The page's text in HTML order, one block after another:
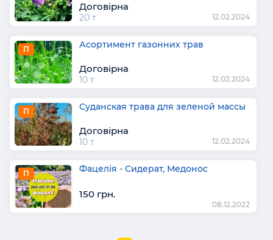
Договірна
20 т 12.02.2024
П Асортимент газонних трав
Договірна
10 т 12.02.2024
П Суданская трава для зеленой массы
Договірна
10 т 12.02.2024
П Фацелія - Сидерат, Медонос
150 грн.
08.12.2022